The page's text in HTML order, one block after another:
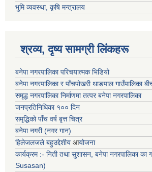
भुमि व्यवस्था, कृषि मन्त्रालय
श्रव्य, दृष्य सामग्री लिंकहरू
बनेपा नगरपालिका परिचयात्मक भिडियो
बनेपा नगरपालिका र पाँचपोखरी थाङपाल गाउँपालिका
समृद्ध नगरपालिका निर्माणमा तत्पर बनेपा नगरपालिका
जनप्रतिनिधिका १०० दिन
समृद्धिको पाँच वर्ष बृत्त चित्र
बनेपा नगरी (नगर गान)
हिलेजलजले बहुउद्देशीय आयोजना
कार्यक्रम :- निती तथा सुशासन, बनेपा नगरपालिका का
Susasan)